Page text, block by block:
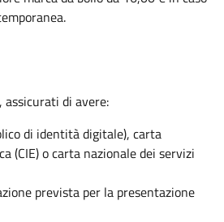
assicurati di avere:
di identità digitale), carta
(CIE) o carta nazionale dei servizi
prevista per la presentazione